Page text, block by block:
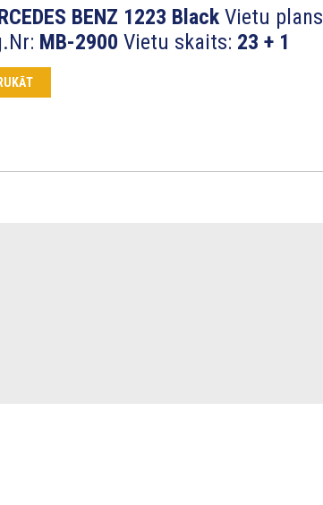
BENZ 1223 Black Vietu plans
MB-2900 Vietu skaits: 23 + 1